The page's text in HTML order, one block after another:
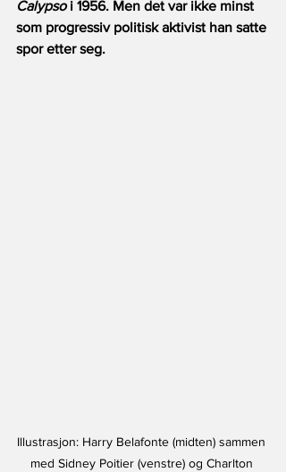
Calypso i 1956. Men det var ikke minst
som progressiv politisk aktivist han satte
spor etter seg.
Illustrasjon: Harry Belafonte (midten) sammen
med Sidney Poitier (venstre) og Charlton